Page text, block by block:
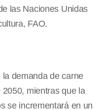
las Naciones Unidas
FAO.
demanda de carne
mientras que la
se incrementará en un